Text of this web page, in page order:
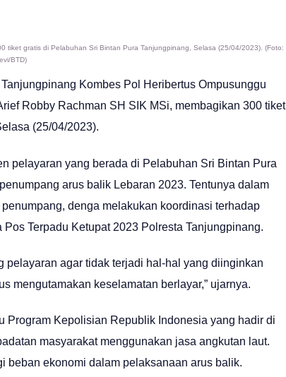
tiket gratis di Pelabuhan Sri Bintan Pura Tanjungpinang, Selasa (25/04/2023). (Foto:
BTD)
Kombes Pol Heribertus Ompusunggu
Robby Rachman SH SIK MSi, membagikan 300 tiket
(25/04/2023).
pelayaran yang berada di Pelabuhan Sri Bintan Pura
arus balik Lebaran 2023. Tentunya dalam
denga melakukan koordinasi terhadap
Terpadu Ketupat 2023 Polresta Tanjungpinang.
pelayaran agar tidak terjadi hal-hal yang diinginkan
mengutamakan keselamatan berlayar,” ujarnya.
Program Kepolisian Republik Indonesia yang hadir di
masyarakat menggunakan jasa angkutan laut.
beban ekonomi dalam pelaksanaan arus balik.